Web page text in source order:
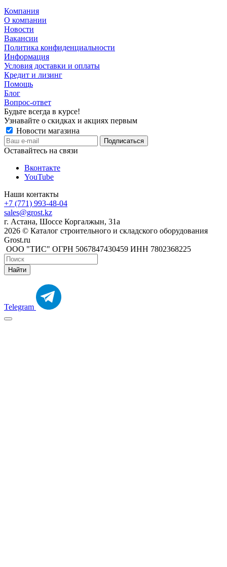
Компания
О компании
Новости
Вакансии
Политика конфиденциальности
Информация
Условия доставки и оплаты
Кредит и лизинг
Помощь
Блог
Вопрос-ответ
Будьте всегда в курсе!
Узнавайте о скидках и акциях первым
Новости магазина
Оставайтесь на связи
Вконтакте
YouTube
Наши контакты
+7 (771) 993-48-04
sales@grost.kz
г. Астана, Шоссе Коргалжын, 31а
2026 © Каталог строительного и складского оборудования
Grost.ru
ООО "ТИС" ОГРН 5067847430459 ИНН 7802368225
Найти
Telegram